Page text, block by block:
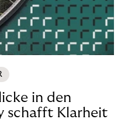
in den
schafft Klarheit